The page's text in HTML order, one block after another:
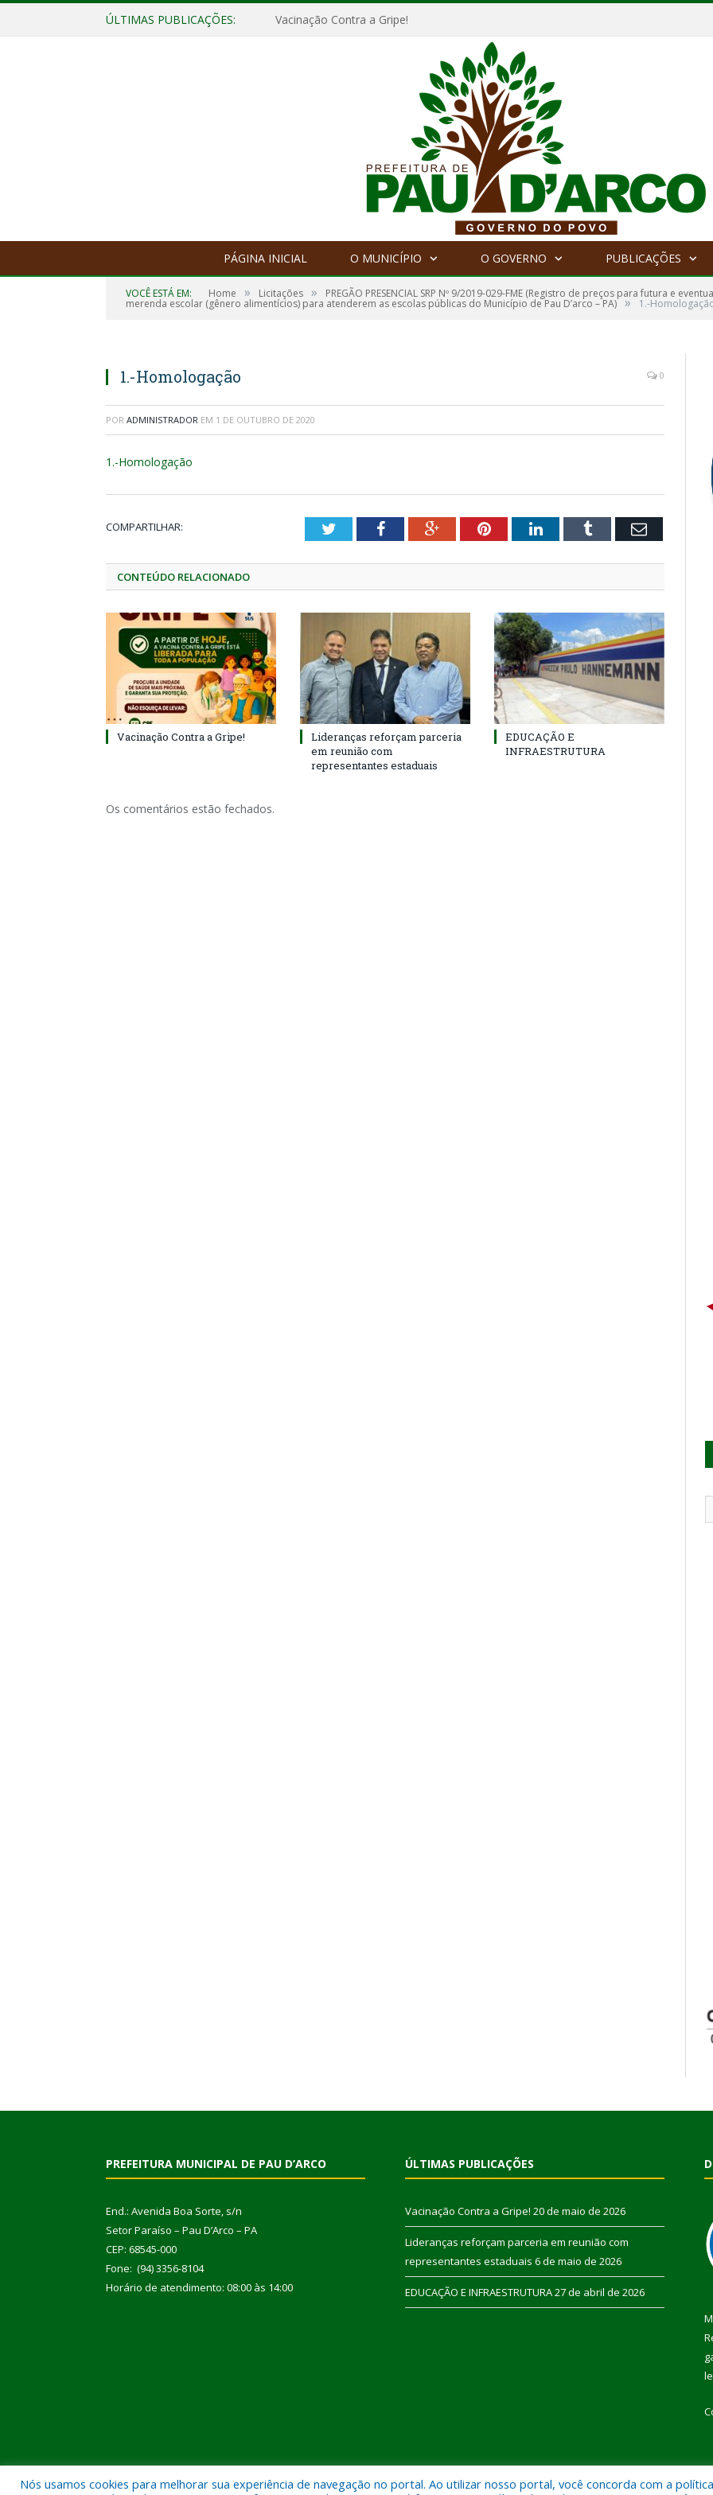
ÚLTIMAS PUBLICAÇÕES: Vacinação Contra a Gripe!
PÁGINA INICIAL O MUNICÍPIO O GOVERNO PUBLICAÇÕES
VOCÊ ESTÁ EM: Home » Licitações » PREGÃO PRESENCIAL SRP Nº 9/2019-029-FME (Registro de preços para futura e
merenda escolar (gênero alimentícios) para atenderem as escolas públicas do Município de Pau D’arco – PA) » 1.-
1.-Homologação 0
POR ADMINISTRADOR EM 1 DE OUTUBRO DE 2020
1.-Homologação
COMPARTILHAR: TwitterFacebookGoogle+PinterestLinkedInTumblr Email
CONTEÚDO RELACIONADO
Vacinação Contra a Gripe!
Lideranças reforçam parceria
em reunião com
representantes estaduais
EDUCAÇÃO E
INFRAESTRUTURA
Os comentários estão fechados.
PREFEITURA MUNICIPAL DE PAU D’ARCO
End.: Avenida Boa Sorte, s/n
Setor Paraíso – Pau D’Arco – PA
CEP: 68545-000
Fone: (94) 3356-8104
Horário de atendimento: 08:00 às 14:00
ÚLTIMAS PUBLICAÇÕES
Vacinação Contra a Gripe! 20 de maio de 2026
Lideranças reforçam parceria em reunião com
representantes estaduais 6 de maio de 2026
EDUCAÇÃO E INFRAESTRUTURA27 de abril de 2026
Nós usamos cookies para melhorar sua experiência de navegação no portal. Ao utilizar nosso portal, você concorda com a